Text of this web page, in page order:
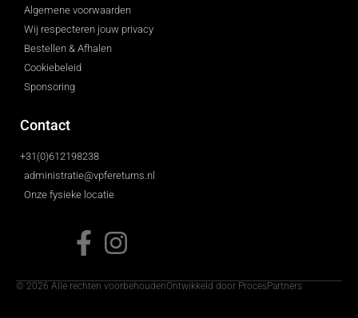
Algemene voorwaarden
Wij respecteren jouw privacy
Bestellen & Afhalen
Cookiebeleid
Sponsoring
Contact
+31(0)612198238
administratie@vpfereturns.nl
Onze fysieke locatie
© 2026 Alle rechten voorbehoudenOntwikkeld door ProcesPartners